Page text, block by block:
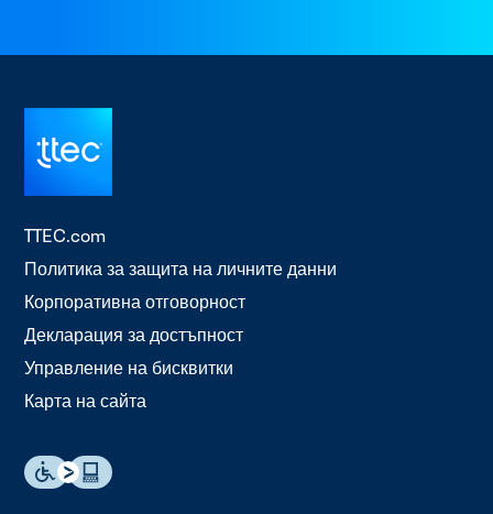
TTEC.com
Политика за защита на личните данни
Корпоративна отговорност
Декларация за достъпност
Управление на бисквитки
Карта на сайта